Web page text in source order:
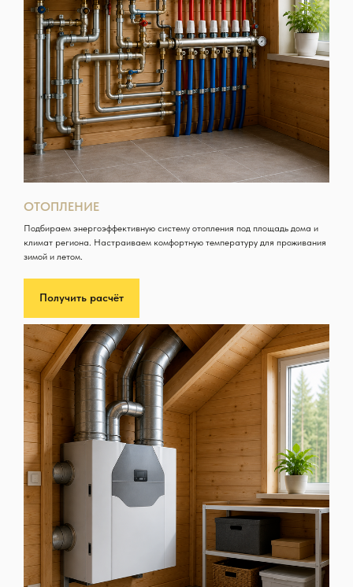
ОТОПЛЕНИЕ
Подбираем энергоэффективную систему отопления под площадь дома и
климат региона. Настраиваем комфортную температуру для проживания
зимой и летом.
Получить расчёт